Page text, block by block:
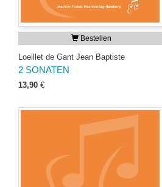
Bestellen
Loeillet de Gant Jean Baptiste
2 SONATEN
13,90 €